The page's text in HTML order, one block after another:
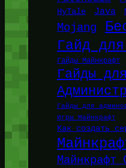
HyTale Java
Mojang
Гайд
Гайды Майнкрафт
Гайды для
Гайды для
Игры Майнкрафт
Как создать
Майнкрафт